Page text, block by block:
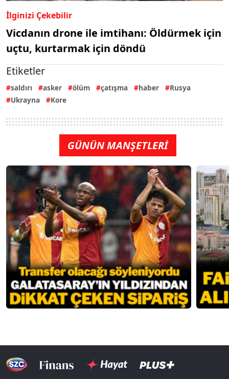
İlginizi Çekebilir
Vicdanın drone ile imtihanı: Öldürmek için
uçtu, kurtarmak için döndü
Etiketler
saldırı asker ölüm çatışma haber
Rusya
Ukrayna
Kore
GÜNÜN MANŞETLERİ